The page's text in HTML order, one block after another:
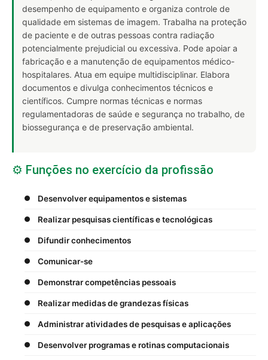
desempenho de equipamento e organiza controle de
qualidade em sistemas de imagem. Trabalha na proteção
de paciente e de outras pessoas contra radiação
potencialmente prejudicial ou excessiva. Pode apoiar a
fabricação e a manutenção de equipamentos médico-
hospitalares. Atua em equipe multidisciplinar. Elabora
documentos e divulga conhecimentos técnicos e
científicos. Cumpre normas técnicas e normas
regulamentadoras de saúde e segurança no trabalho, de
biossegurança e de preservação ambiental.
⚙️ Funções no exercício da profissão
Desenvolver equipamentos e sistemas
Realizar pesquisas científicas e tecnológicas
Difundir conhecimentos
Comunicar-se
Demonstrar competências pessoais
Realizar medidas de grandezas físicas
Administrar atividades de pesquisas e aplicações
Desenvolver programas e rotinas computacionais